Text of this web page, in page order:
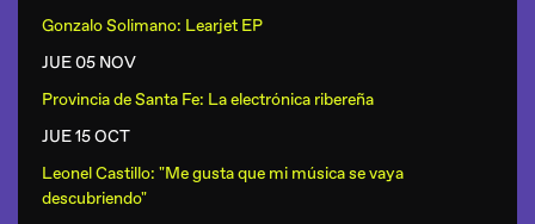
Gonzalo Solimano: Learjet EP
JUE 05 NOV
Provincia de Santa Fe: La electrónica ribereña
JUE 15 OCT
Leonel Castillo: "Me gusta que mi música se vaya
descubriendo"